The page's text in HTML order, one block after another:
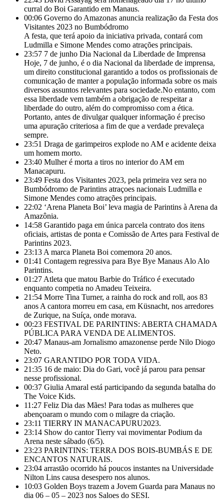
curral do Boi Garantido em Manaus.
00:06 Governo do Amazonas anuncia realização da Festa dos
Visitantes 2023 no Bumbódromo
A festa, que terá apoio da iniciativa privada, contará com
Ludmilla e Simone Mendes como atrações principais.
23:57 7 de junho Dia Nacional da Liberdade de Imprensa
Hoje, 7 de junho, é o dia Nacional da liberdade de imprensa,
um direito constitucional garantido a todos os profissionais de
comunicação de manter a população informada sobre os mais
diversos assuntos relevantes para sociedade.No entanto, com
essa liberdade vem também a obrigação de respeitar a
liberdade do outro, além do compromisso com a ética.
Portanto, antes de divulgar qualquer informação é preciso
uma apuração criteriosa a fim de que a verdade prevaleça
sempre.
23:51 Draga de garimpeiros explode no AM e acidente deixa
um homem morto.
23:40 Mulher é morta a tiros no interior do AM em
Manacapuru.
23:49 Festa dos Visitantes 2023, pela primeira vez sera no
Bumbódromo de Parintins atraçoes nacionais Ludmilla e
Simone Mendes como atrações principais.
22:02 ‘Arena Planeta Boi’ leva magia de Parintins à Arena da
Amazônia.
14:58 Garantido paga em única parcela contrato dos itens
oficiais, artistas de ponta e Comissão de Artes para Festival de
Parintins 2023.
23:13 A marca Planeta Boi comemora 20 anos.
01:41 Contagem regressiva para Bye Bye Manaus Alo Alo
Parintins.
01:27 Atleta que matou Barbie do Tráfico é executado
enquanto competia no Amadeu Teixeira.
21:54 Morre Tina Turner, a rainha do rock and roll, aos 83
anos A cantora morreu em casa, em Küsnacht, nos arredores
de Zurique, na Suíça, onde morava.
00:23 FESTIVAL DE PARINTINS: ABERTA CHAMADA
PÚBLICA PARA VENDA DE ALIMENTOS.
20:47 Manaus-am Jornalismo amazonense perde Nilo Diogo
Neto.
23:07 GARANTIDO POR TODA VIDA.
21:35 16 de maio: Dia do Gari, você já parou para pensar
nesse profissional.
00:37 Giulia Amaral está participando da segunda batalha do
The Voice Kids.
11:27 Feliz Dia das Mães! Para todas as mulheres que
abençoaram o mundo com o milagre da criação.
23:11 TIERRY IN MANACAPURU2023.
23:14 Show do cantor Tierry vai movimentar Podium da
Arena neste sábado (6/5).
23:23 PARINTINS: TERRA DOS BOIS-BUMBÁS E DE
ENCANTOS NATURAIS.
23:04 arrastão ocorrido há poucos instantes na Universidade
Nilton Lins causa desespero nos alunos.
10:03 Golden Boys trazem a Jovem Guarda para Manaus no
dia 06 – 05 – 2023 nos Saloes do SESI.